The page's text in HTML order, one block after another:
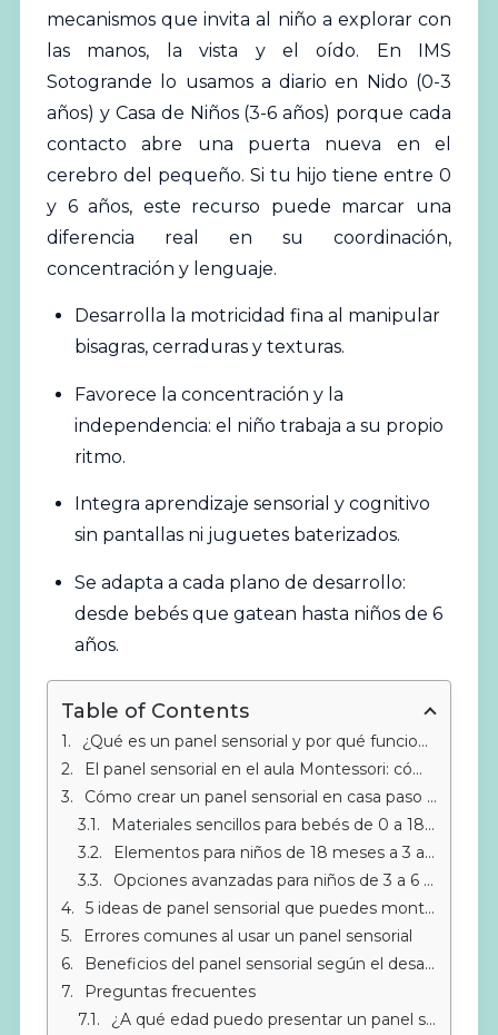
mecanismos que invita al niño a explorar con
las manos, la vista y el oído. En IMS
Sotogrande lo usamos a diario en Nido (0-3
años) y Casa de Niños (3-6 años) porque cada
contacto abre una puerta nueva en el
cerebro del pequeño. Si tu hijo tiene entre 0
y 6 años, este recurso puede marcar una
diferencia real en su coordinación,
concentración y lenguaje.
Desarrolla la motricidad fina al manipular
bisagras, cerraduras y texturas.
Favorece la concentración y la
independencia: el niño trabaja a su propio
ritmo.
Integra aprendizaje sensorial y cognitivo
sin pantallas ni juguetes baterizados.
Se adapta a cada plano de desarrollo:
desde bebés que gatean hasta niños de 6
años.
Table of Contents
¿Qué es un panel sensorial y por qué funciona?
El panel sensorial en el aula Montessori: cómo lo usamos en IMS
Cómo crear un panel sensorial en casa paso a paso
Materiales sencillos para bebés de 0 a 18 meses
Elementos para niños de 18 meses a 3 años
Opciones avanzadas para niños de 3 a 6 años
5 ideas de panel sensorial que puedes montar hoy
Errores comunes al usar un panel sensorial
Beneficios del panel sensorial según el desarrollo infantil
Preguntas frecuentes
¿A qué edad puedo presentar un panel sensorial a mi hijo?